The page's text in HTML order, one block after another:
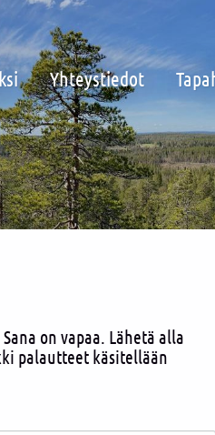
Yhteystiedot
on vapaa. Lähetä alla
palautteet käsitellään